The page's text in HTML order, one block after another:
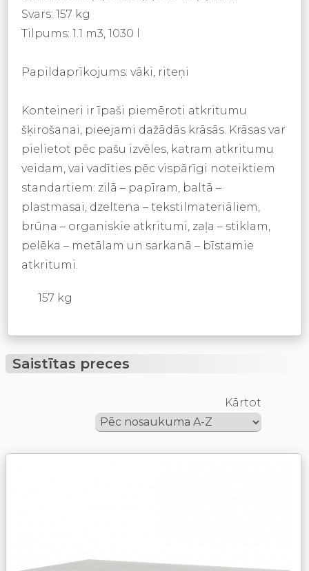
Svars: 157 kg
Tilpums: 1.1 m3, 1030 l
Papildaprīkojums: vāki, riteņi
Konteineri ir īpaši piemēroti atkritumu
šķirošanai, pieejami dažādās krāsās. Krāsas var
pielietot pēc pašu izvēles, katram atkritumu
veidam, vai vadīties pēc vispārīgi noteiktiem
standartiem: zilā – papīram, baltā –
plastmasai, dzeltena – tekstilmateriāliem,
brūna – organiskie atkritumi, zaļa – stiklam,
pelēka – metālam un sarkanā – bīstamie
atkritumi.
157 kg
Saistītas preces
Kārtot